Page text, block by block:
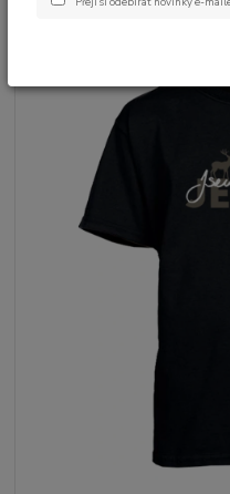
Novinka TOP produkt